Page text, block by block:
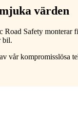
värden
Safety monterar
bil.
vår kompromisslösa